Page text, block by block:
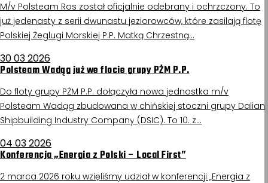
M/v Polsteam Ros został oficjalnie odebrany i ochrzczony. To
już jedenasty z serii dwunastu jeziorowców, które zasilają flotę
Polskiej Żeglugi Morskiej P.P. Matką Chrzestną…
30 03 2026
Polsteam Wadąg już we flocie grupy PŻM P.P.
Do floty grupy PŻM P.P. dołączyła nowa jednostka m/v
Polsteam Wadąg zbudowana w chińskiej stoczni grupy Dalian
Shipbuilding Industry Company (DSIC). To 10. z…
04 03 2026
Konferencja „Energia z Polski – Local First”
2 marca 2026 roku wzięliśmy udział w konferencji „Energia z